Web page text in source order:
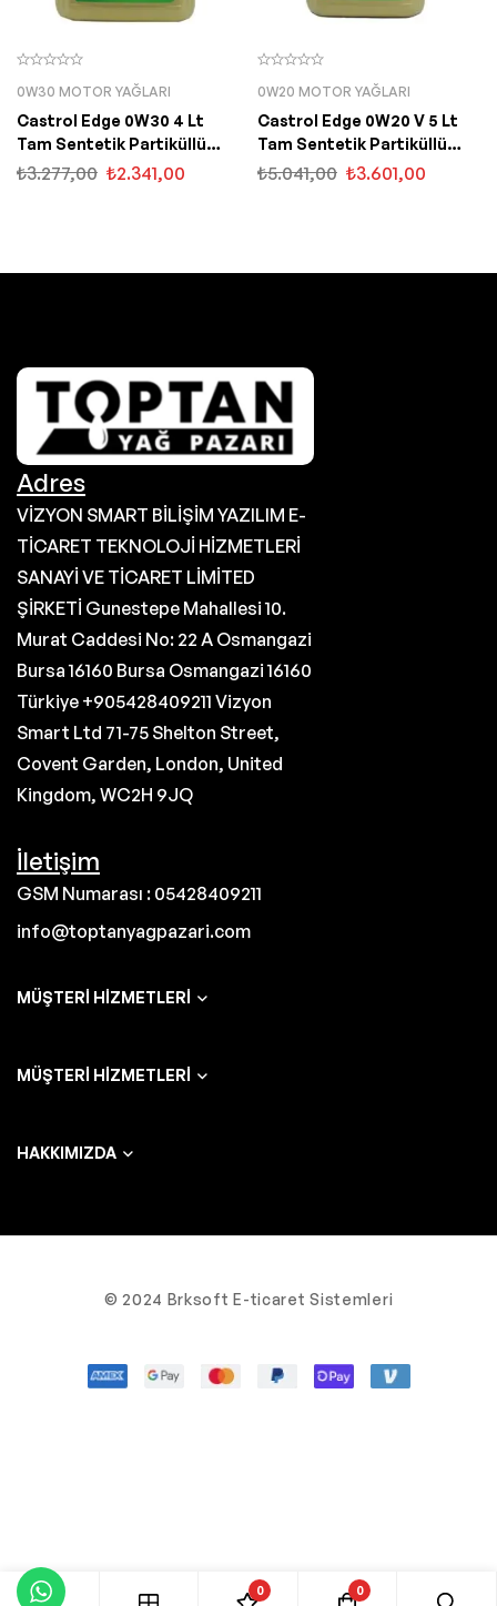
0W30 MOTOR YAĞLARI
Castrol Edge 0W30 4 Lt
Tam Sentetik Partiküllü
Motor Yağı
₺3.277,00 ₺2.341,00
0W20 MOTOR YAĞLARI
Castrol Edge 0W20 V 5 Lt
Tam Sentetik Partiküllü
Motor Yağı
₺5.041,00 ₺3.601,00
Adres
VİZYON SMART BİLİŞİM YAZILIM E-
TİCARET TEKNOLOJİ HİZMETLERİ
SANAYİ VE TİCARET LİMİTED
ŞİRKETİ Gunestepe Mahallesi 10.
Murat Caddesi No: 22 A Osmangazi
Bursa 16160 Bursa Osmangazi 16160
Türkiye +905428409211 Vizyon
Smart Ltd 71-75 Shelton Street,
Covent Garden, London, United
Kingdom, WC2H 9JQ
İletişim
GSM Numarası : 05428409211
info@toptanyagpazari.com
MÜŞTERI HIZMETLERI
MÜŞTERI HIZMETLERI
HAKKIMIZDA
© 2024 Brksoft E-ticaret Sistemleri
0 0